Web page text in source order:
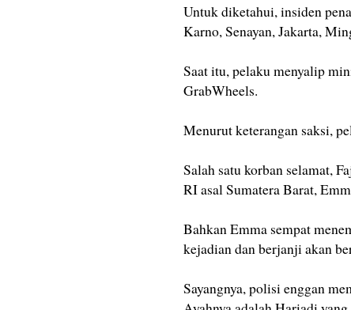
Untuk diketahui, insiden
Karno, Senayan, Jakarta,
Saat itu, pelaku menyalip
GrabWheels.
Menurut keterangan saksi,
Salah satu korban selamat,
RI asal Sumatera Barat,
Bahkan Emma sempat
kejadian dan berjanji akan
Sayangnya, polisi enggan